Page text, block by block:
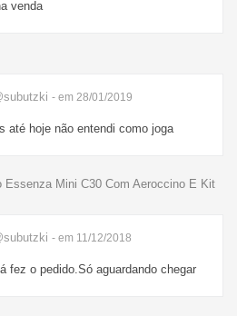
venda
- em 28/01/2019
até hoje não entendi como joga
Essenza Mini C30 Com Aeroccino E Kit
- em 11/12/2018
fez o pedido.Só aguardando chegar